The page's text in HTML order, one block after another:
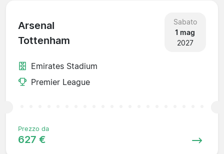
Arsenal
Tottenham
Sabato
1 mag
2027
Emirates Stadium
Premier League
Prezzo da
627 €